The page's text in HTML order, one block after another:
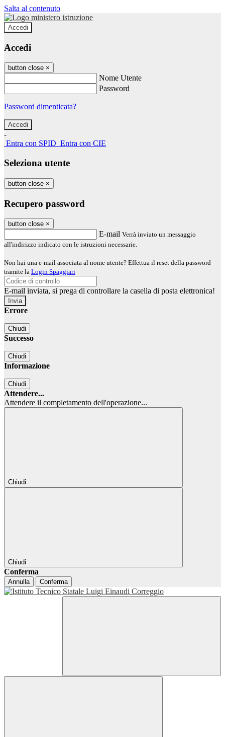
Salta al contenuto
Accedi
Accedi
button close ×
Nome Utente
Password
Password dimenticata?
-
Entra con SPID Entra con CIE
Seleziona utente
button close ×
Recupero password
button close ×
E-mail Verrà inviato un messaggio
all'indirizzo indicato con le istruzioni necessarie.
Non hai una e-mail associata al nome utente? Effettua il reset della password
tramite la Login Spaggiari
E-mail inviata, si prega di controllare la casella di posta elettronica!
Errore
Chiudi
Successo
Chiudi
Informazione
Chiudi
Attendere...
Attendere il completamento dell'operazione...
Chiudi
Chiudi
Conferma
Annulla Conferma